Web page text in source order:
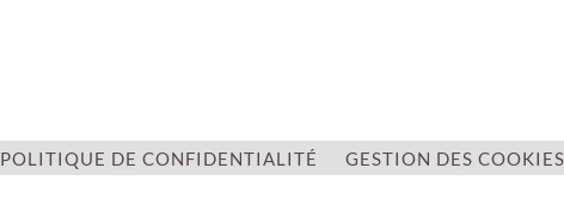
POLITIQUE DE CONFIDENTIALITÉ GESTION DES COOKIES